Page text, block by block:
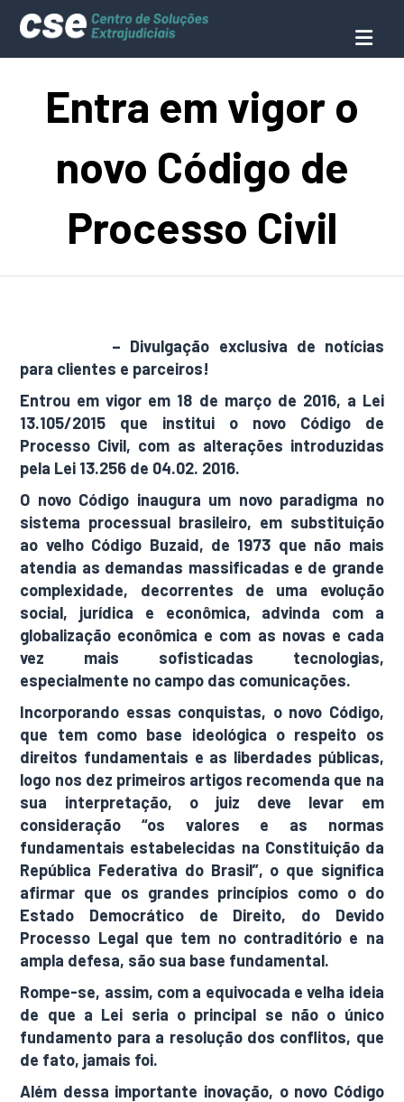
Entra em vigor o
novo Código de
Processo Civil
– Divulgação exclusiva de notícias
para clientes e parceiros!
Entrou em vigor em 18 de março de 2016, a Lei
13.105/2015 que institui o novo Código de
Processo Civil, com as alterações introduzidas
pela Lei 13.256 de 04.02. 2016.
O novo Código inaugura um novo paradigma no
sistema processual brasileiro, em substituição
ao velho Código Buzaid, de 1973 que não mais
atendia as demandas massificadas e de grande
complexidade, decorrentes de uma evolução
social, jurídica e econômica, advinda com a
globalização econômica e com as novas e cada
vez mais sofisticadas tecnologias,
especialmente no campo das comunicações.
Incorporando essas conquistas, o novo Código,
que tem como base ideológica o respeito os
direitos fundamentais e as liberdades públicas,
logo nos dez primeiros artigos recomenda que na
sua interpretação, o juiz deve levar em
consideração “os valores e as normas
fundamentais estabelecidas na Constituição da
República Federativa do Brasil”, o que significa
afirmar que os grandes princípios como o do
Estado Democrático de Direito, do Devido
Processo Legal que tem no contraditório e na
ampla defesa, são sua base fundamental.
Rompe-se, assim, com a equivocada e velha ideia
de que a Lei seria o principal se não o único
fundamento para a resolução dos conflitos, que
de fato, jamais foi.
Além dessa importante inovação, o novo Código